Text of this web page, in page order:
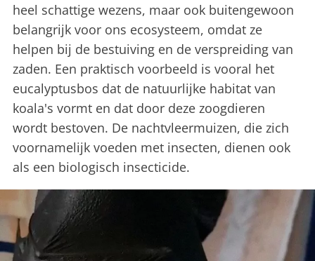
heel schattige wezens, maar ook buitengewoon
belangrijk voor ons ecosysteem, omdat ze
helpen bij de bestuiving en de verspreiding van
zaden. Een praktisch voorbeeld is vooral het
eucalyptusbos dat de natuurlijke habitat van
koala's vormt en dat door deze zoogdieren
wordt bestoven. De nachtvleermuizen, die zich
voornamelijk voeden met insecten, dienen ook
als een biologisch insecticide.